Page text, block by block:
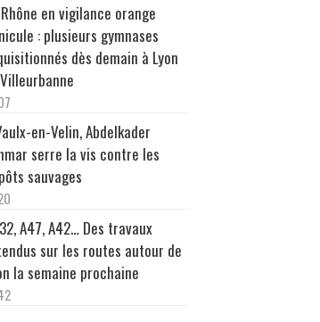
en vigilance orange
: plusieurs gymnases
dès demain à Lyon
en-Velin, Abdelkader
serre la vis contre les
sauvages
A47, A42… Des travaux
sur les routes autour de
la semaine prochaine